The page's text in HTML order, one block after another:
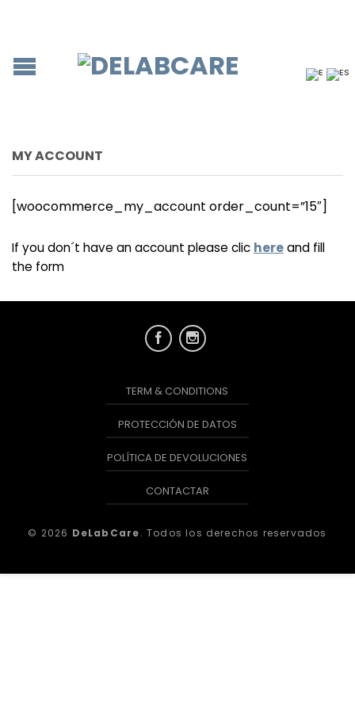
MY ACCOUNT
[woocommerce_my_account order_count=”15″]
If you don´t have an account please clic hereand fill
the form
TERM & CONDITIONS
PROTECCIÓN DE DATOS
POLÍTICA DE DEVOLUCIONES
CONTACTAR
© 2026 DeLabCare. Todos los derechos reservados